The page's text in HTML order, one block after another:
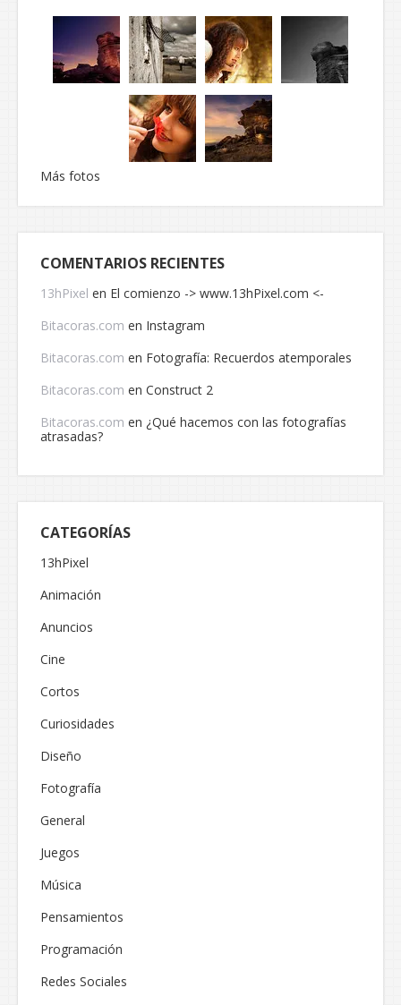
Más fotos
COMENTARIOS RECIENTES
13hPixel en El comienzo -> www.13hPixel.com <-
Bitacoras.com en Instagram
Bitacoras.com en Fotografía: Recuerdos atemporales
Bitacoras.com en Construct 2
Bitacoras.com en ¿Qué hacemos con las fotografías
atrasadas?
CATEGORÍAS
13hPixel
Animación
Anuncios
Cine
Cortos
Curiosidades
Diseño
Fotografía
General
Juegos
Música
Pensamientos
Programación
Redes Sociales